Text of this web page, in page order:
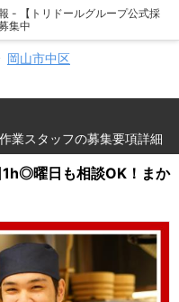
- 【トリドールグループ公式採
集中
岡山市中区
業スタッフの募集要項詳細
1h◎曜日も相談OK！まか